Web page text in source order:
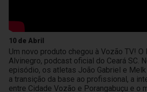
10 de Abril
Um novo produto chegou à Vozão TV! O
Alvinegro, podcast oficial do Ceará SC.
episódio, os atletas João Gabriel e
a transição da base ao profissional, a
entre Cidade Vozão e Porangabuçu e o